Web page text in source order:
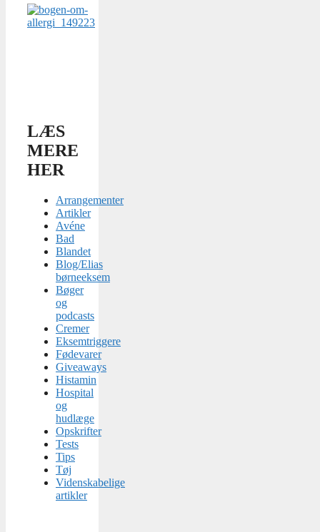
LÆS
MERE
HER
Arrangementer
Artikler
Avéne
Bad
Blandet
Blog/Elias
børneeksem
Bøger
og
podcasts
Cremer
Eksemtriggere
Fødevarer
Giveaways
Histamin
Hospital
og
hudlæge
Opskrifter
Tests
Tips
Tøj
Videnskabelige
artikler